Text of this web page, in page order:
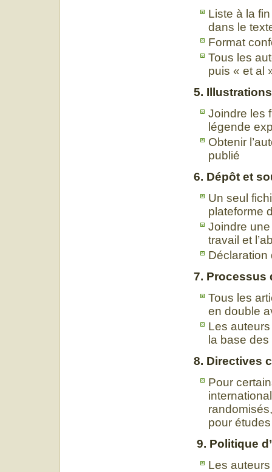
Liste à la
dans le
Format
Tous les
puis « et al
5.
Joindre les
légende
Obtenir
publié
6. Dépôt et
Un seul
plateforme
Joindre
travail et
Déclaration
7. Processus
Tous les
en double
Les
la base
8. Directives
Pour
pour
9. Politique
Les